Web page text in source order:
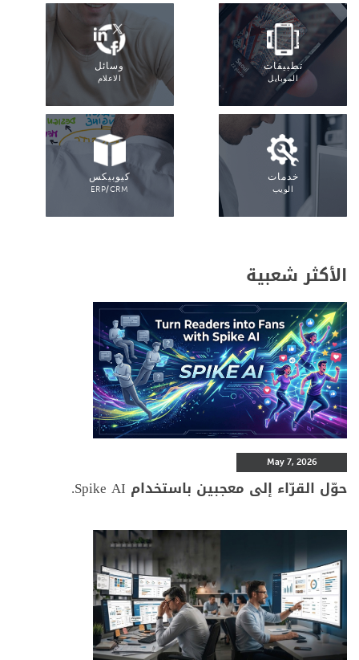
تطبيقات
الموبايل
وسائل
الاعلام
خدمات
الويب
كيوبيكس
ERP/CRM
الأكثر شعبية
May 7, 2026
حوّل القرّاء إلى معجبين باستخدام Spike AI.